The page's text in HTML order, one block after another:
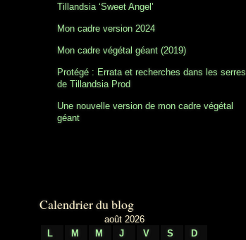
Tillandsia ‘Sweet Angel’
Mon cadre version 2024
Mon cadre végétal géant (2019)
Protégé : Errata et recherches dans les serres
de Tillandsia Prod
Une nouvelle version de mon cadre végétal
géant
Calendrier du blog
août 2026
L
M M J V S D